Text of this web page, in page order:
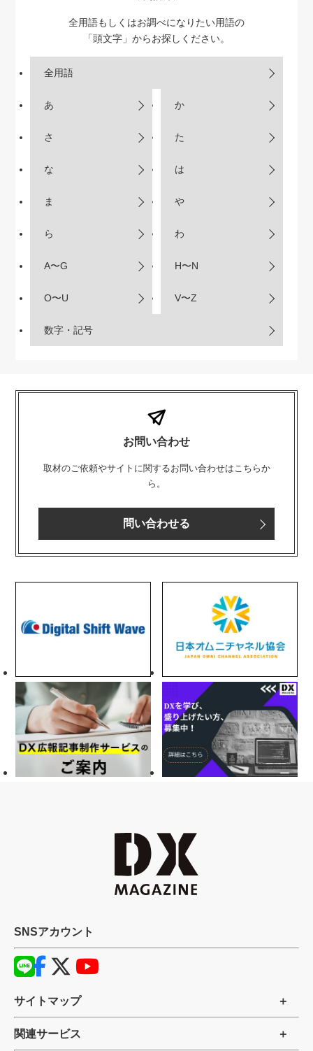
全用語もしくはお調べになりたい用語の
「頭文字」からお探しください。
全用語
あ か
さ た
な は
ま や
ら わ
A〜G H〜N
O〜U V〜Z
数字・記号
お問い合わせ
取材のご依頼やサイトに関するお問い合わせはこちらか
ら。
問い合わせる
SNSアカウント
サイトマップ
関連サービス